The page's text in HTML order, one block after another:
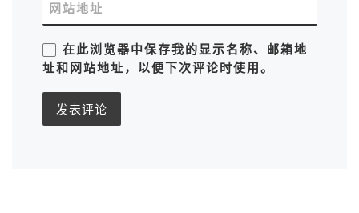
网站地址
在此浏览器中保存我的显示名称、邮箱地
址和网站地址，以便下次评论时使用。